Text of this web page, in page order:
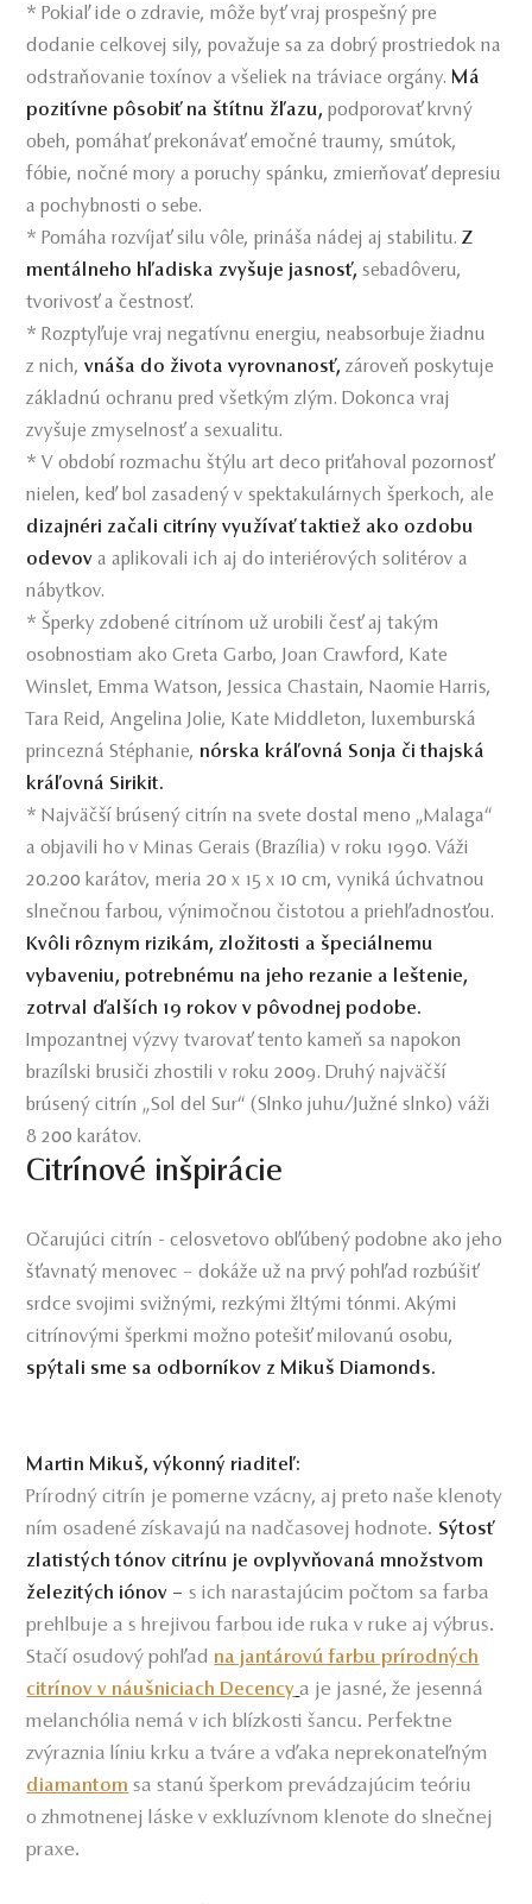
* Pokiaľ ide o zdravie, môže byť vraj prospešný pre
dodanie celkovej sily, považuje sa za dobrý prostriedok na
odstraňovanie toxínov a všeliek na tráviace orgány. Má
pozitívne pôsobiť na štítnu žľazu, podporovať krvný
obeh, pomáhať prekonávať emočné traumy, smútok,
fóbie, nočné mory a poruchy spánku, zmierňovať depresiu
a pochybnosti o sebe.
* Pomáha rozvíjať silu vôle, prináša nádej aj stabilitu.Z
mentálneho hľadiska zvyšuje jasnosť, sebadôveru,
tvorivosť a čestnosť.
* Rozptyľuje vraj negatívnu energiu, neabsorbuje žiadnu
z nich,vnáša do života vyrovnanosť,zároveň poskytuje
základnú ochranu pred všetkým zlým. Dokonca vraj
zvyšuje zmyselnosť a sexualitu.
* V období rozmachu štýlu art deco priťahoval pozornosť
nielen, keď bol zasadený v spektakulárnych šperkoch, ale
dizajnéri začali citríny využívať taktiež ako ozdobu
odevova aplikovali ich aj do interiérových solitérov a
nábytkov.
* Šperky zdobené citrínom už urobili česť aj takým
osobnostiam ako Greta Garbo, Joan Crawford, Kate
Winslet, Emma Watson, Jessica Chastain, Naomie Harris,
Tara Reid, Angelina Jolie, Kate Middleton, luxemburská
princezná Stéphanie, nórska kráľovná Sonja či thajská
kráľovná Sirikit.
* Najväčší brúsený citrín na svete dostal meno „Malaga“
a objavili ho v Minas Gerais (Brazília) v roku 1990. Váži
20.200 karátov, meria 20 x 15 x 10 cm, vyniká úchvatnou
slnečnou farbou, výnimočnou čistotou a priehľadnosťou.
Kvôli rôznym rizikám, zložitosti a špeciálnemu
vybaveniu, potrebnému na jeho rezanie a leštenie,
zotrval ďalších 19 rokov v pôvodnej podobe.
Impozantnej výzvy tvarovať tento kameň sa napokon
brazílski brusiči zhostili v roku 2009. Druhý najväčší
brúsený citrín „Sol del Sur“ (Slnko juhu/Južné slnko) váži
8 200 karátov.
Citrínové inšpirácie
Očarujúci citrín - celosvetovo obľúbený podobne ako jeho
šťavnatý menovec – dokáže už na prvý pohľad rozbúšiť
srdce svojimi svižnými, rezkými žltými tónmi. Akými
citrínovými šperkmi možno potešiť milovanú osobu,
spýtali sme sa odborníkov z Mikuš Diamonds.
Martin Mikuš, výkonný riaditeľ:
Prírodný citrín je pomerne vzácny, aj preto naše klenoty
ním osadené získavajú na nadčasovej hodnote. Sýtosť
zlatistých tónov citrínu je ovplyvňovaná množstvom
železitých iónov –s ich narastajúcim počtom sa farba
prehlbuje a s hrejivou farbou ide ruka v ruke aj výbrus.
Stačí osudový pohľad na jantárovú farbu prírodných
citrínov v náušniciach Decency a je jasné, že jesenná
melanchólia nemá v ich blízkosti šancu. Perfektne
zvýraznia líniu krku a tváre a vďaka neprekonateľným
diamantom sa stanú šperkom prevádzajúcim teóriu
o zhmotnenej láske v exkluzívnom klenote do slnečnej
praxe.